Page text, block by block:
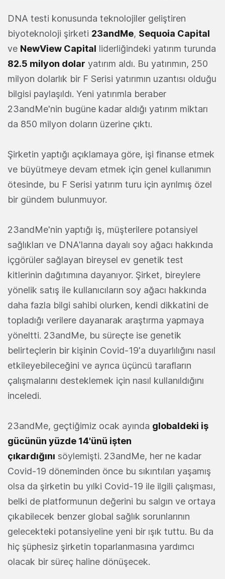
DNA testi konusunda teknolojiler geliştiren
biyoteknoloji şirketi 23andMe, Sequoia Capital
ve NewView Capital liderliğindeki yatırım turunda
82.5 milyon dolar yatırım aldı. Bu yatırımın, 250
milyon dolarlık bir F Serisi yatırımın uzantısı olduğu
bilgisi paylaşıldı. Yeni yatırımla beraber
23andMe'nin bugüne kadar aldığı yatırım miktarı
da 850 milyon doların üzerine çıktı.
Şirketin yaptığı açıklamaya göre, işi finanse etmek
ve büyütmeye devam etmek için genel kullanımın
ötesinde, bu F Serisi yatırım turu için ayrılmış özel
bir gündem bulunmuyor.
23andMe'nin yaptığı iş, müşterilere potansiyel
sağlıkları ve DNA'larına dayalı soy ağacı hakkında
içgörüler sağlayan bireysel ev genetik test
kitlerinin dağıtımına dayanıyor. Şirket, bireylere
yönelik satış ile kullanıcıların soy ağacı hakkında
daha fazla bilgi sahibi olurken, kendi dikkatini de
topladığı verilere dayanarak araştırma yapmaya
yöneltti. 23andMe, bu süreçte ise genetik
belirteçlerin bir kişinin Covid-19'a duyarlılığını nasıl
etkileyebileceğini ve ayrıca üçüncü tarafların
çalışmalarını desteklemek için nasıl kullanıldığını
inceledi.
23andMe, geçtiğimiz ocak ayında globaldeki iş
gücünün yüzde 14'ünü işten
çıkardığını söylemişti. 23andMe, her ne kadar
Covid-19 döneminden önce bu sıkıntıları yaşamış
olsa da şirketin bu yılki Covid-19 ile ilgili çalışması,
belki de platformunun değerini bu salgın ve ortaya
çıkabilecek benzer global sağlık sorunlarının
gelecekteki potansiyeline yeni bir ışık tuttu. Bu da
hiç şüphesiz şirketin toparlanmasına yardımcı
olacak bir süreç haline dönüşecek.